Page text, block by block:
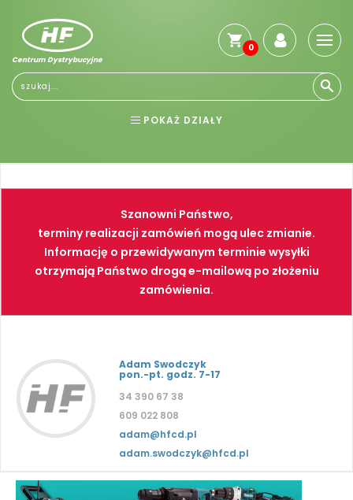
Centrum Dystrybucyjne
0
POKAŻ DZIAŁY
NARZĘDZIA SPAWALNICTWO
FARBY PNEUMATYKA
Szanowni Państwo,
terminy realizacji zamówień mogą ulec zmianie.
Informację o przewidywanym terminie wysyłki
otrzymają Państwo drogą e-mailową po złożeniu
zamówienia.
Adam Swodczyk
pon.-pt. godz. 7-17
34 390 67 38
609 022 808
adam@hfcd.pl
adam.swodczyk@hfcd.pl